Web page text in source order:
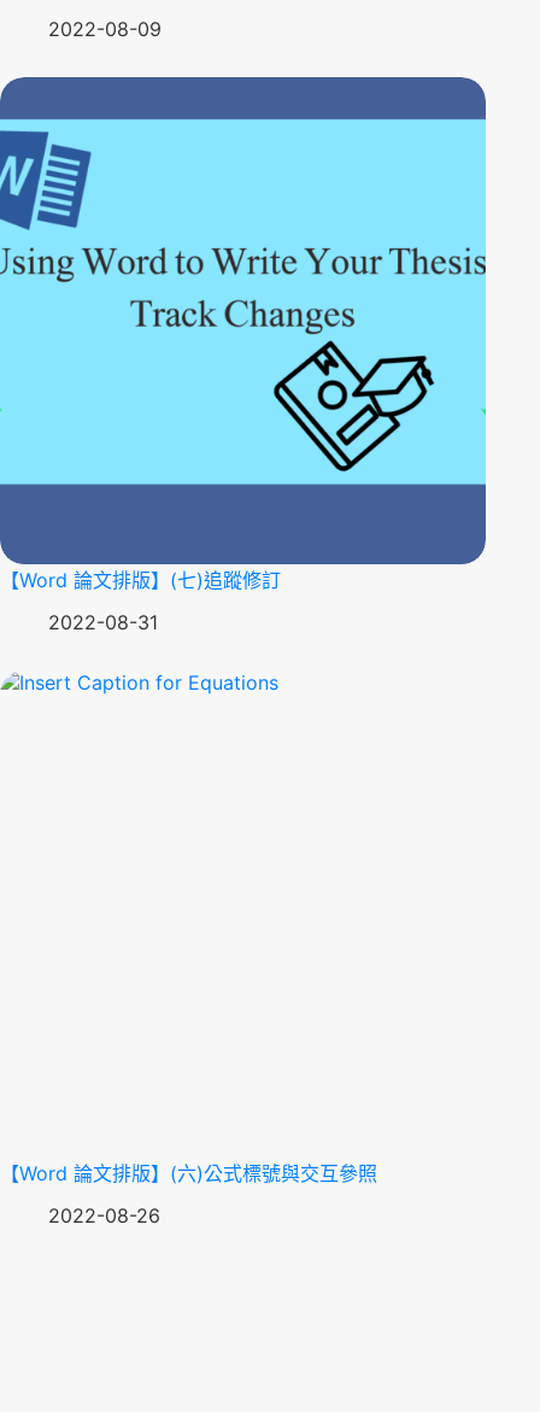
2022-08-09
【Word 論文排版】(七)追蹤修訂
2022-08-31
【Word 論文排版】(六)公式標號與交互參照
2022-08-26